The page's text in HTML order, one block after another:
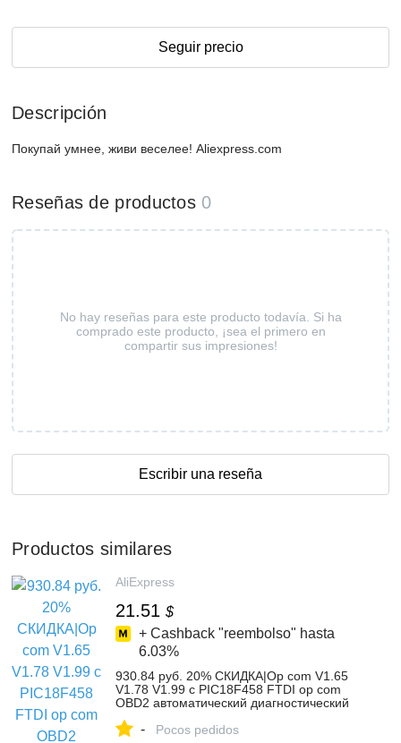
Seguir precio
Descripción
Покупай умнее, живи веселее! Aliexpress.com
Reseñas de productos 0
No hay reseñas para este producto todavía. Si ha
comprado este producto, ¡sea el primero en
compartir sus impresiones!
Escribir una reseña
Productos similares
AliExpress
21.51 $
+ Cashback "reembolso" hasta
6.03%
930.84 руб. 20% СКИДКА|Op com V1.65
V1.78 V1.99 с PIC18F458 FTDI op com
OBD2 автоматический диагностический
локальных контроллеров V1.7 может
- Pocos pedidos